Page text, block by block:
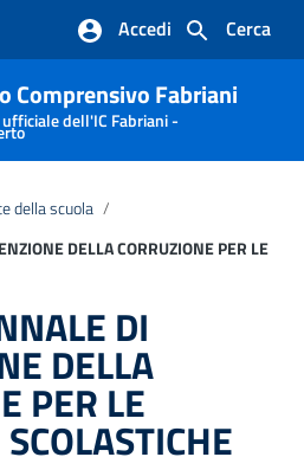
Cerca
Accedi
Comprensivo Fabriani
dell'IC Fabriani -
della scuola /
DELLA CORRUZIONE PER LE
DI
DELLA
PER LE